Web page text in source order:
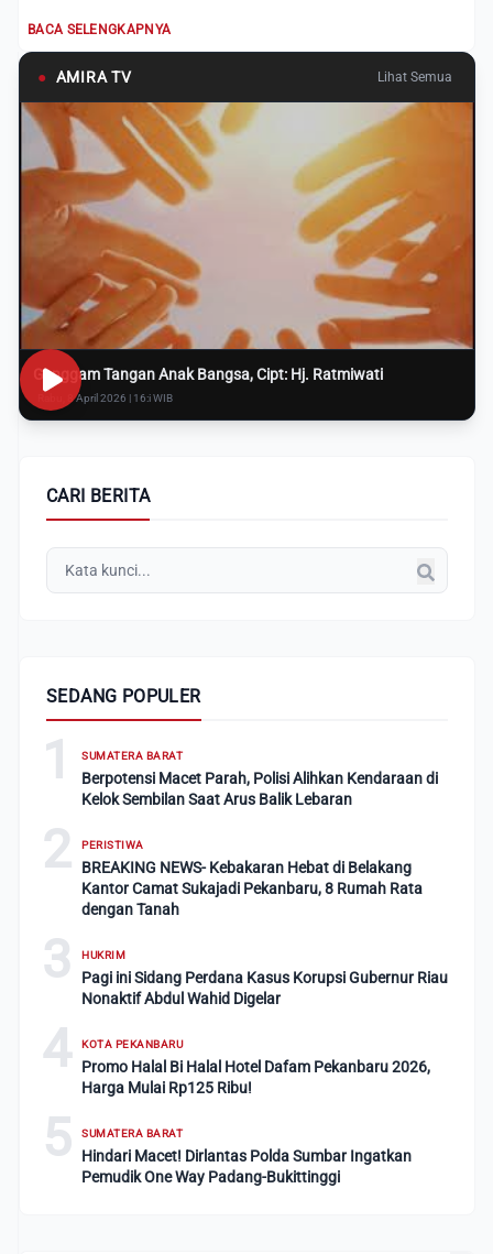
BACA SELENGKAPNYA
● AMIRA TV Lihat Semua
Genggam Tangan Anak Bangsa, Cipt: Hj. Ratmiwati
Rabu, 8 April 2026 | 16:i WIB
CARI BERITA
SEDANG POPULER
1 SUMATERA BARAT
Berpotensi Macet Parah, Polisi Alihkan Kendaraan di
Kelok Sembilan Saat Arus Balik Lebaran
2 PERISTIWA
BREAKING NEWS- Kebakaran Hebat di Belakang
Kantor Camat Sukajadi Pekanbaru, 8 Rumah Rata
dengan Tanah
3 HUKRIM
Pagi ini Sidang Perdana Kasus Korupsi Gubernur Riau
Nonaktif Abdul Wahid Digelar
4 KOTA PEKANBARU
Promo Halal Bi Halal Hotel Dafam Pekanbaru 2026,
Harga Mulai Rp125 Ribu!
5 SUMATERA BARAT
Hindari Macet! Dirlantas Polda Sumbar Ingatkan
Pemudik One Way Padang-Bukittinggi